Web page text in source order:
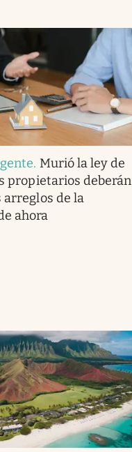
. Murió la ley de
propietarios deberán
arreglos de la
ahora